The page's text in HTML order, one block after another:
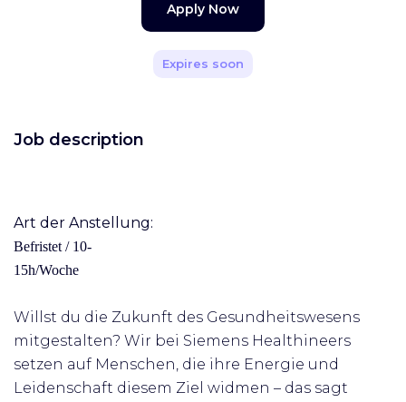
Apply Now
Expires soon
Job description
Art der Anstellung:
Befristet / 10-
15h/Woche
Willst du die Zukunft des Gesundheitswesens
mitgestalten? Wir bei Siemens Healthineers
setzen auf Menschen, die ihre Energie und
Leidenschaft diesem Ziel widmen – das sagt